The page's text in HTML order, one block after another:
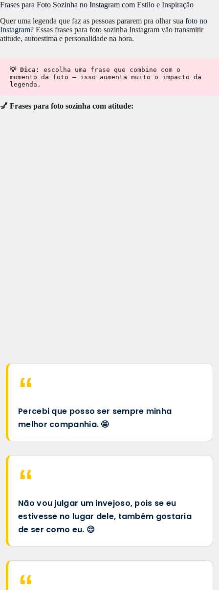
Frases para Foto Sozinha no Instagram com Estilo e Inspiração
Quer uma legenda que faz as pessoas pararem pra olhar sua foto no
Instagram? Essas frases para foto sozinha Instagram vão transmitir
atitude, autoestima e personalidade na hora.
💡 Dica:
escolha uma frase que combine com o
momento da foto — isso aumenta muito o impacto da
legenda.
💅 Frases para foto sozinha com atitude:
Percebi que posso ser sempre minha
melhor companhia. 🤩
Não vou julgar um invejoso, pois se eu
estivesse no lugar dele, também gostaria
de ser como eu. 😌